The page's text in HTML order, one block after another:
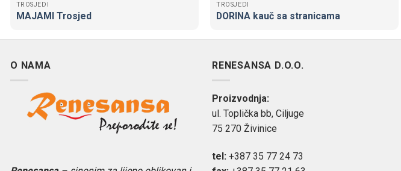
TROSJEDI
MAJAMI Trosjed
TROSJEDI
DORINA kauč sa stranicama
O NAMA RENESANSA D.O.O.
Proizvodnja:
ul. Toplička bb, Ciljuge
75 270 Živinice
tel: +387 35 77 24 73